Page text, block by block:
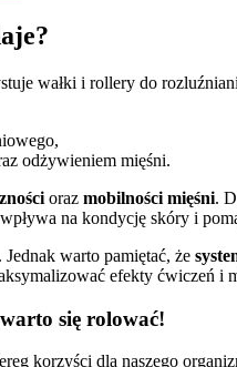
wałki i rollery do
odżywieniem mięśni.
oraz mobilności mięśni.
na kondycję skóry i
warto pamiętać, że
efekty ćwiczeń i
się rolować!
korzyści dla naszego